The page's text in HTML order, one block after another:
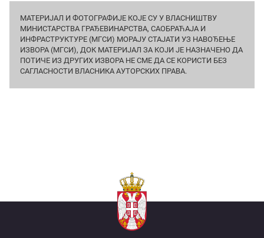
МАТЕРИЈАЛ И ФОТОГРАФИЈЕ КОЈЕ СУ У ВЛАСНИШТВУ
МИНИСТАРСТВА ГРАЂЕВИНАРСТВА, САОБРАЋАЈА И
ИНФРАСТРУКТУРЕ (МГСИ) МОРАЈУ СТАЈАТИ УЗ НАВОЂЕЊЕ
ИЗВОРА (МГСИ), ДОК МАТЕРИЈАЛ ЗА КОЈИ ЈЕ НАЗНАЧЕНО ДА
ПОТИЧЕ ИЗ ДРУГИХ ИЗВОРА НЕ СМЕ ДА СЕ КОРИСТИ БЕЗ
САГЛАСНОСТИ ВЛАСНИКА АУТОРСКИХ ПРАВА.